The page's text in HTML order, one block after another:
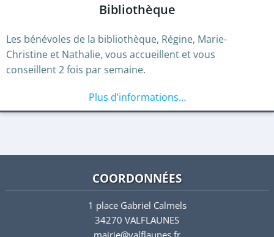
Bibliothèque
Les bénévoles de la bibliothèque, Régine, Marie-
Christine et Nathalie, vous accueillent et vous
conseillent 2 fois par semaine.
Plus d’informations…
COORDONNÉES
1 place Gabriel Calmels
34270 VALFLAUNES